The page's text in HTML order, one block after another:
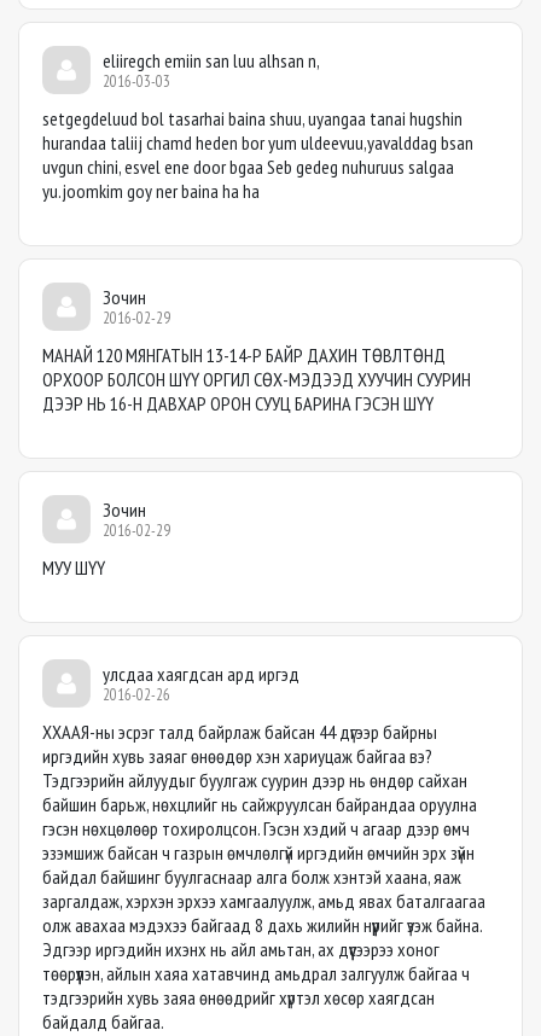
eliiregch emiin san luu alhsan n,
2016-03-03
setgegdeluud bol tasarhai baina shuu, uyangaa tanai hugshin
hurandaa taliij chamd heden bor yum uldeevuu,yavalddag bsan
uvgun chini, esvel ene door bgaa Seb gedeg nuhuruus salgaa
yu.joomkim goy ner baina ha ha
Зочин
2016-02-29
МАНАЙ 120 МЯНГАТЫН 13-14-Р БАЙР ДАХИН ТӨВЛТӨНД
ОРХООР БОЛСОН ШҮҮ ОРГИЛ СӨХ-МЭДЭЭД ХУУЧИН СУУРИН
ДЭЭР НЬ 16-Н ДАВХАР ОРОН СУУЦ БАРИНА ГЭСЭН ШҮҮ
Зочин
2016-02-29
МУУ ШҮҮ
улсдаа хаягдсан ард иргэд
2016-02-26
ХХААЯ-ны эсрэг талд байрлаж байсан 44 дүгээр байрны
иргэдийн хувь заяаг өнөөдөр хэн хариуцаж байгаа вэ?
Тэдгээрийн айлуудыг буулгаж суурин дээр нь өндөр сайхан
байшин барьж, нөхцлийг нь сайжруулсан байрандаа оруулна
гэсэн нөхцөлөөр тохиролцсон. Гэсэн хэдий ч агаар дээр өмч
эзэмшиж байсан ч газрын өмчлөлгүй иргэдийн өмчийн эрх зүйн
байдал байшинг буулгаснаар алга болж хэнтэй хаана, яаж
заргалдаж, хэрхэн эрхээ хамгаалуулж, амьд явах баталгаагаа
олж авахаа мэдэхээ байгаад 8 дахь жилийн нүүрийг үзэж байна.
Эдгээр иргэдийн ихэнх нь айл амьтан, ах дүүсээрээ хоног
төөрүүлэн, айлын хаяа хатавчинд амьдрал залгуулж байгаа ч
тэдгээрийн хувь заяа өнөөдрийг хүртэл хөсөр хаягдсан
байдалд байгаа.